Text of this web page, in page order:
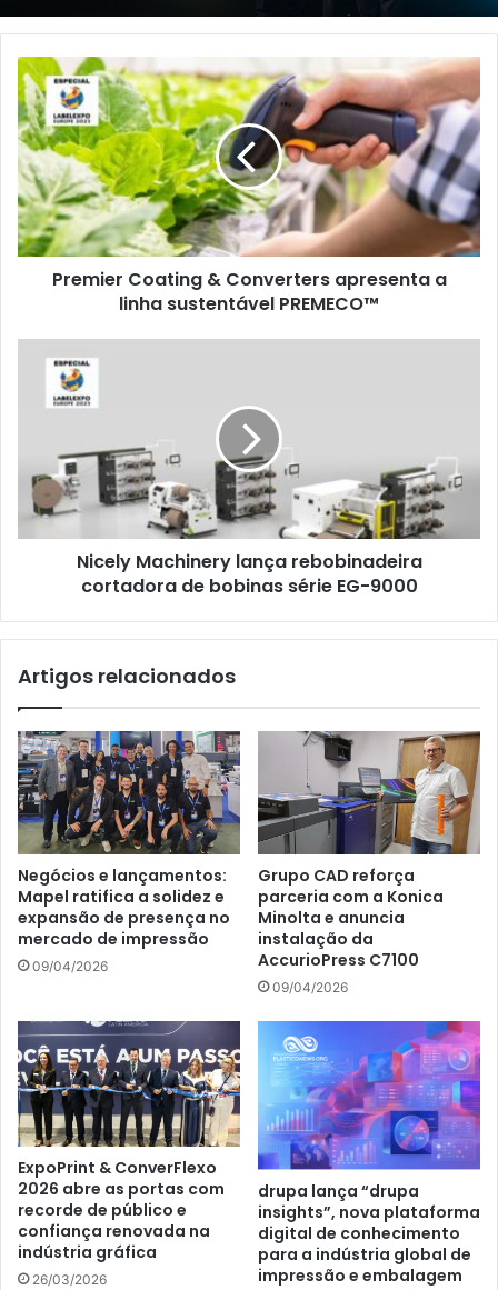
ePS lança CommandCore™ para unificar
as operações de embalagens
Premier
Coating
&
Converters
apresenta
a
linha
sustentável
PREMECO™
Premier Coating & Converters apresenta a
linha sustentável PREMECO™
Machinery
bobinas
série
EG-
Nicely Machinery lança rebobinadeira
cortadora de bobinas série EG-9000
Artigos relacionados
Negócios e lançamentos:
Mapel ratifica a solidez e
expansão de presença no
mercado de impressão
09/04/2026
Grupo CAD reforça
parceria com a Konica
Minolta e anuncia
instalação da
AccurioPress C7100
09/04/2026
ExpoPrint & ConverFlexo
2026 abre as portas com
recorde de público e
confiança renovada na
indústria gráfica
26/03/2026
drupa lança “drupa
insights”, nova plataforma
digital de conhecimento
para a indústria global de
impressão e embalagem